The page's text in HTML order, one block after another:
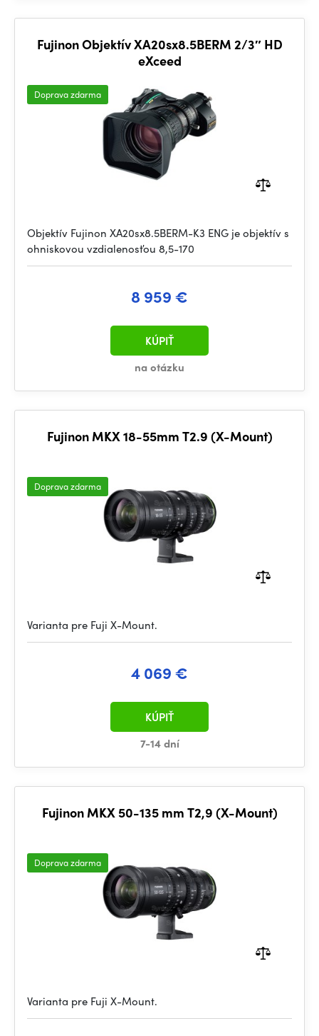
Fujinon Objektív XA20sx8.5BERM 2/3″ HD
eXceed
Doprava zdarma
Objektív Fujinon XA20sx8.5BERM-K3 ENG je objektív s
ohniskovou vzdialenosťou 8,5-170
8 959 €
na otázku
KÚPIŤ
Fujinon MKX 18-55mm T2.9 (X-Mount)
Doprava zdarma
Varianta pre Fuji X-Mount.
4 069 €
7-14 dní
KÚPIŤ
Fujinon MKX 50-135 mm T2,9 (X-Mount)
Doprava zdarma
Varianta pre Fuji X-Mount.